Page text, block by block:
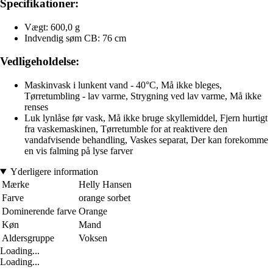
Specifikationer:
Vægt: 600,0 g
Indvendig søm CB: 76 cm
Vedligeholdelse:
Maskinvask i lunkent vand - 40°C, Må ikke bleges,
Tørretumbling - lav varme, Strygning ved lav varme, Må ikke
renses
Luk lynlåse før vask, Må ikke bruge skyllemiddel, Fjern hurtigt
fra vaskemaskinen, Tørretumble for at reaktivere den
vandafvisende behandling, Vaskes separat, Der kan forekomme
en vis falming på lyse farver
Yderligere information
Mærke
Helly Hansen
Farve
orange sorbet
Dominerende farve Orange
Køn
Mand
Aldersgruppe
Voksen
Loading...
Loading...